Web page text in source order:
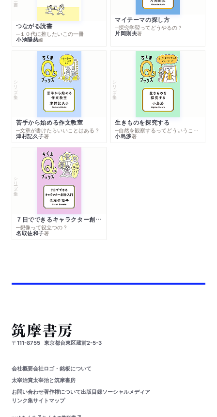
つながる読書
─１０代に推したいこの一冊
小池陽慈編
マイテーマの探し方
─探究学習ってどうやるの？
片岡則夫著
シリーズ・全集
苦手から始める作文教室
─文章が書けたらいいことはある？
津村記久子著
シリーズ・全集
生きものを探究する
─自然を観察するってどういうこと？
小島渉著
シリーズ・全集
７日でできるキャラクター創作入門
─想像って役立つの？
名取佐和子著
〒111-8755 東京都台東区蔵前2-5-3
会社概要会社ロゴ・銘板について
太宰治賞太宰治と筑摩書房
お問い合わせ著作権について出版目録ソーシャルメディア
リンク集サイトマップ